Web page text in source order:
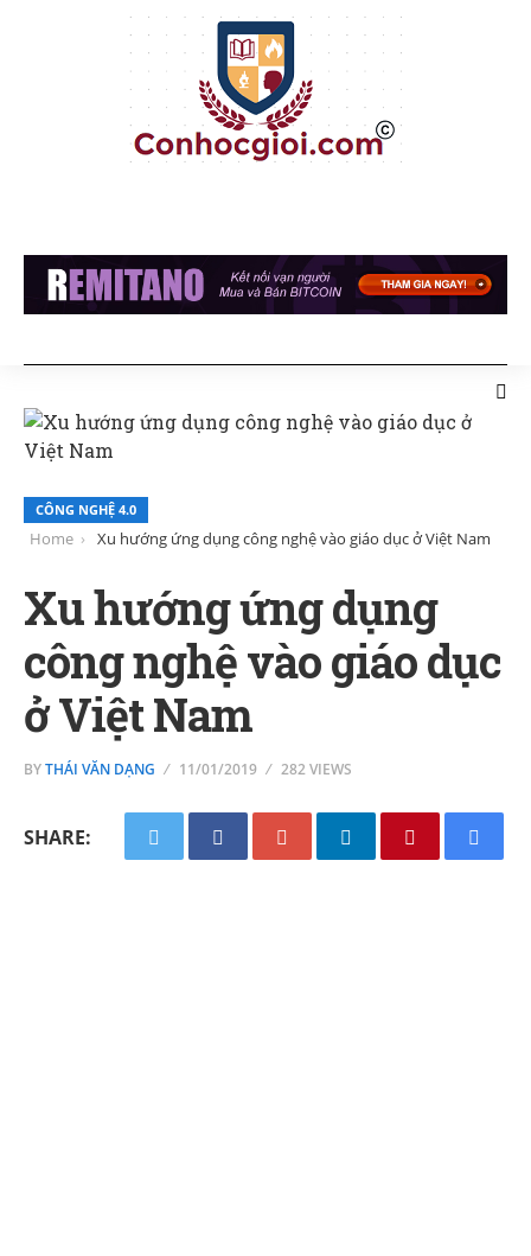
CÔNG NGHỆ 4.0
Home Xu hướng ứng dụng công nghệ vào giáo dục ở Việt Nam
Xu hướng ứng dụng
công nghệ vào giáo dục
ở Việt Nam
BYTHÁI VĂN DẠNG 11/01/2019 282 VIEWS
SHARE: